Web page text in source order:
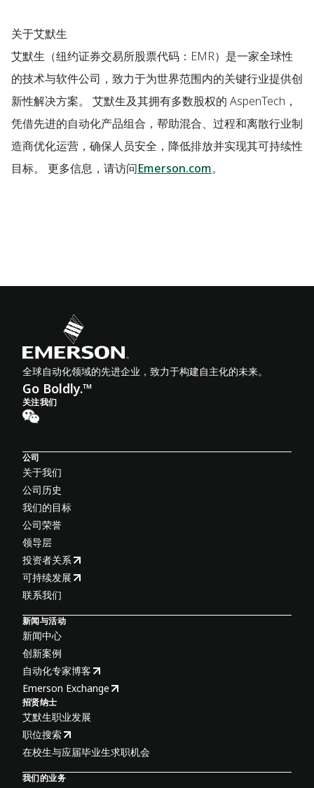
关于艾默生
艾默生（纽约证券交易所股票代码：EMR）是一家全球性
的技术与软件公司，致力于为世界范围内的关键行业提供创
新性解决方案。 艾默生及其拥有多数股权的 AspenTech，
凭借先进的自动化产品组合，帮助混合、过程和离散行业制
造商优化运营，确保人员安全，降低排放并实现其可持续性
目标。 更多信息，请访问Emerson.com。
全球自动化领域的先进企业，致力于构建自主化的未来。
Go Boldly.™
关注我们
公司
关于我们
公司历史
我们的目标
公司荣誉
领导层
投资者关系
可持续发展
联系我们
新闻与活动
新闻中心
创新案例
自动化专家博客
Emerson Exchange
招贤纳士
艾默生职业发展
职位搜索
在校生与应届毕业生求职机会
我们的业务